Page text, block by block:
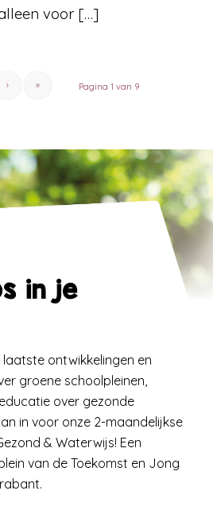
voor […]
Pagina 1 van 9
› »
in je
laatste ontwikkelingen en
groene schoolpleinen,
over gezonde
in voor onze 2-maandelijkse
& Waterwijs! Een
van de Toekomst en Jong